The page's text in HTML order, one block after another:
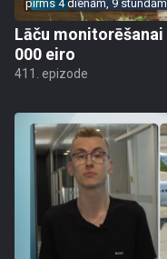
pirms 4 dienām, 9 stundām
Lāču
000 eiro
411. epizode